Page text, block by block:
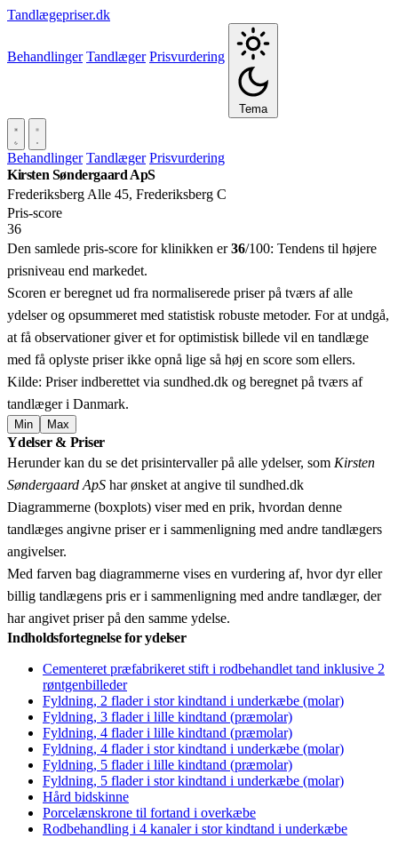
Tandlægepriser.dk
Behandlinger Tandlæger Prisvurdering
Tema
Behandlinger Tandlæger Prisvurdering
Kirsten Søndergaard ApS
Frederiksberg Alle 45, Frederiksberg C
Pris‑score
36
Den samlede pris-score for klinikken er36/100: Tendens til højere
prisniveau end markedet.
Scoren er beregnet ud fra normaliserede priser på tværs af alle
ydelser og opsummeret med statistisk robuste metoder. For at undgå,
at få observationer giver et for optimistisk billede vil en tandlæge
med få oplyste priser ikke opnå lige så høj en score som ellers.
Kilde: Priser indberettet via sundhed.dk og beregnet på tværs af
tandlæger i Danmark.
Min Max
+
−
Ydelser & Priser
Herunder kan du se det prisintervaller på alle ydelser, som Kirsten
Søndergaard ApS har ønsket at angive til sundhed.dk
Diagrammerne (boxplots) viser med en prik, hvordan denne
tandlæges angivne priser er i sammenligning med andre tandlægers
angivelser.
Med farven bag diagrammerne vises en vurdering af, hvor dyr eller
billig tandlægens pris er i sammenligning med andre tandlæger, der
har angivet priser på den samme ydelse.
Indholdsfortegnelse for ydelser
Cementeret præfabrikeret stift i rodbehandlet tand inklusive 2
røntgenbilleder
Fyldning, 2 flader i stor kindtand i underkæbe (molar)
Fyldning, 3 flader i lille kindtand (præmolar)
Fyldning, 4 flader i lille kindtand (præmolar)
Fyldning, 4 flader i stor kindtand i underkæbe (molar)
Fyldning, 5 flader i lille kindtand (præmolar)
Fyldning, 5 flader i stor kindtand i underkæbe (molar)
Hård bidskinne
Porcelænskrone til fortand i overkæbe
Rodbehandling i 4 kanaler i stor kindtand i underkæbe